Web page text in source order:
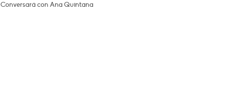
Conversará con Ana Quintana